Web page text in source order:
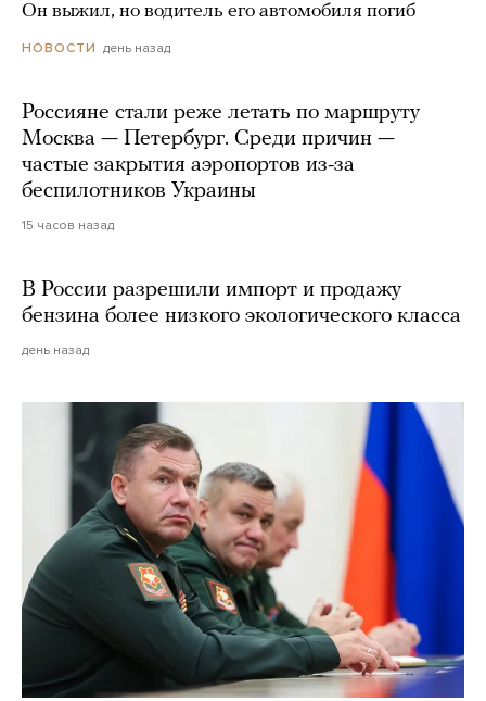
Он выжил, но водитель его автомобиля погиб
НОВОСТИ день назад
Россияне стали реже летать по маршруту
Москва — Петербург. Среди причин —
частые закрытия аэропортов из-за
беспилотников Украины
15 часов назад
В России разрешили импорт и продажу
бензина более низкого экологического класса
день назад